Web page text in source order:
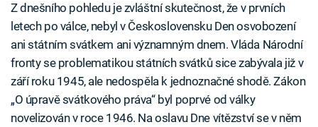
Z dnešního pohledu je zvláštní skutečnost, že v prvních
letech po válce, nebyl v Československu Den osvobození
ani státním svátkem ani významným dnem. Vláda Národní
fronty se problematikou státních svátků sice zabývala již v
září roku 1945, ale nedospěla k jednoznačné shodě. Zákon
„O úpravě svátkového práva“ byl poprvé od války
novelizován v roce 1946. Na oslavu Dne vítězství se v něm